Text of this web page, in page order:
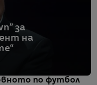
за
на
по футбол